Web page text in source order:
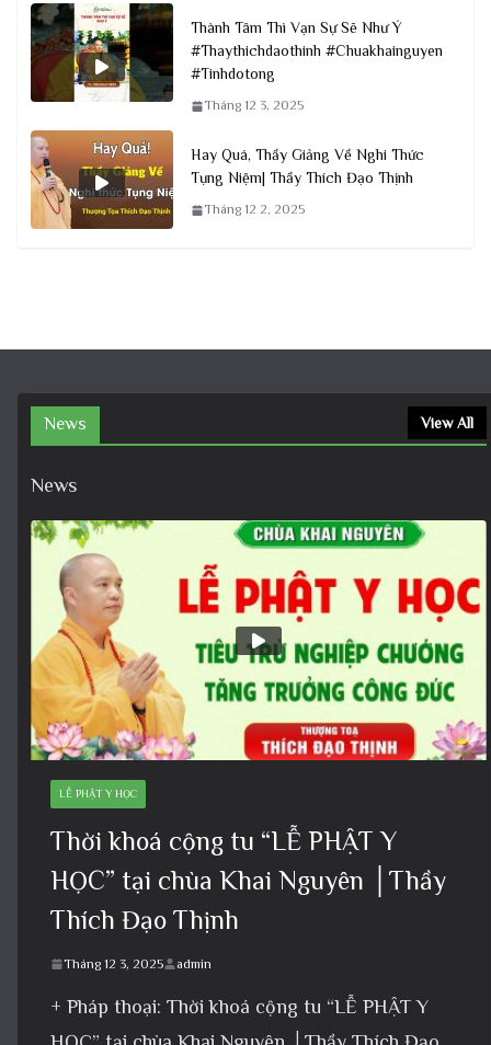
Thành Tâm Thì Vạn Sự Sẽ Như Ý
#Thaythichdaothinh #Chuakhainguyen
#Tinhdotong
Tháng 12 3, 2025
Hay Quá, Thầy Giảng Về Nghi Thức
Tụng Niệm| Thầy Thích Đạo Thịnh
Tháng 12 2, 2025
News View All
News
LỄ PHẬT Y HỌC
Thời khoá cộng tu “LỄ PHẬT Y
HỌC” tại chùa Khai Nguyên │Thầy
Thích Đạo Thịnh
Tháng 12 3, 2025 admin
+ Pháp thoại: Thời khoá cộng tu “LỄ PHẬT Y